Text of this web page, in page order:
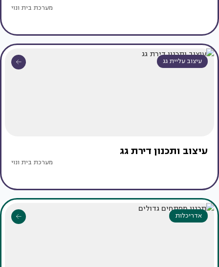
מערכת בית ונוי
עיצוב עליית גג
עיצוב ותכנון דירת גג
מערכת בית ונוי
אדריכלות